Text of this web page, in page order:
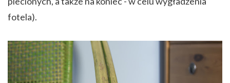
fotela).